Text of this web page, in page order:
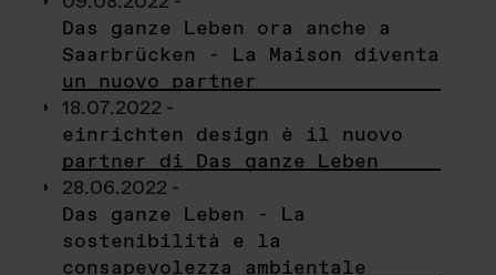
Das ganze Leben ora anche a
Saarbrücken - La Maison diventa
un nuovo partner
18.07.2022 -
einrichten design è il nuovo
partner di Das ganze Leben
28.06.2022 -
Das ganze Leben - La
sostenibilità e la
consapevolezza ambientale